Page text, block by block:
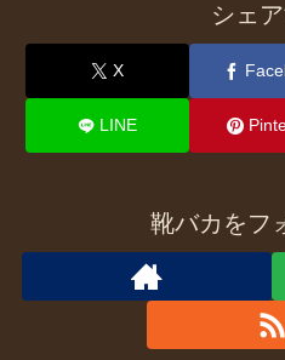
シェ
X
LINE
靴バカをフ